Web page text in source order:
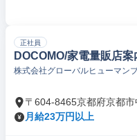
正社員
DOCOMO/家電量販店
株式会社グローバルヒューマン
〒604-8465京都府京都市
町
月給23万円以上